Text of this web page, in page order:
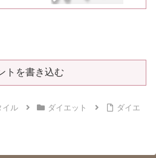
トを書き込む
イル ダイエット
ダイエ